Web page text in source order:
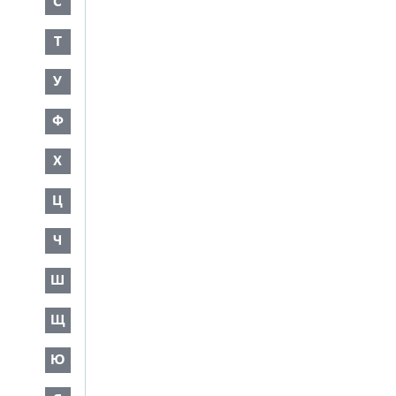
Т
У
Ф
Х
Ц
Ч
Ш
Щ
Ю